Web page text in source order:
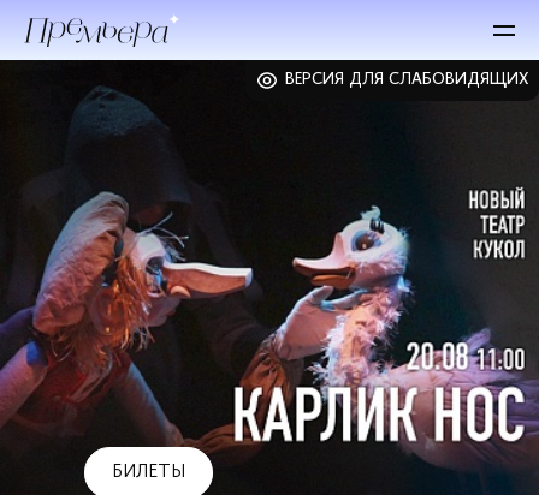
ВЕРСИЯ ДЛЯ СЛАБОВИДЯЩИХ
БИЛЕТЫ